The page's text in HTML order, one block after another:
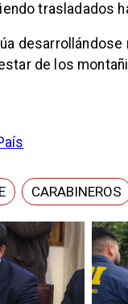
trasladados
de los
CARABINEROS